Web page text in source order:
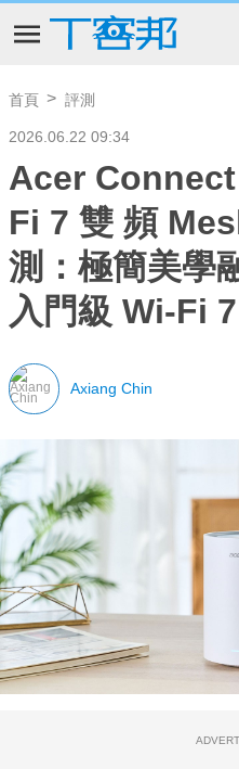
首頁 評測
2026.06.22 09:34
Acer
Fi 7 雙 頻
測：極簡美學
入門級 Wi-Fi
Axiang Chin